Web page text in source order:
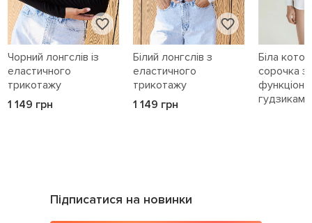
Чорний лонгслів із
еластичного
трикотажу
1 149 грн
Білий лонгслів з
еластичного
трикотажу
1 149 грн
Біла
сорочка з
гудзиками
Підписатися на новинки